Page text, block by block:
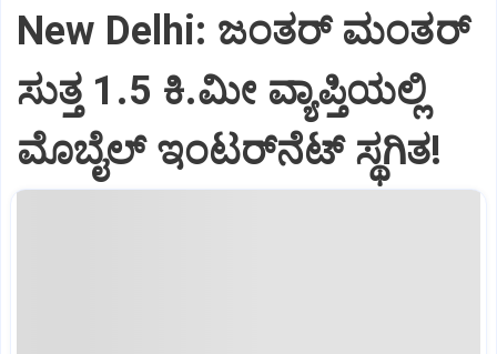
New Delhi: ಜಂತರ್ ಮಂತರ್
ಸುತ್ತ 1.5 ಕಿ.ಮೀ ವ್ಯಾಪ್ತಿಯಲ್ಲಿ
ಮೊಬೈಲ್ ಇಂಟರ್‌ನೆಟ್‌ ಸ್ಥಗಿತ!